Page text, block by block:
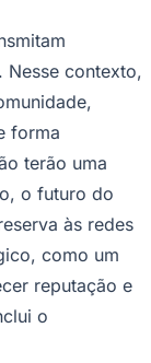
contexto,
forma
terão uma
o futuro do
às redes
como um
reputação e
o